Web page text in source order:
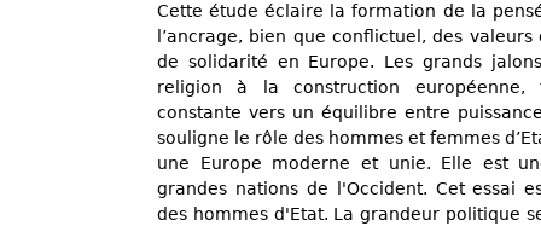
Cette étude éclaire la formation de la
l’ancrage, bien que conflictuel, des
de solidarité en Europe. Les grands
religion à la construction européenne,
constante vers un équilibre entre
souligne le rôle des hommes et femmes
une Europe moderne et unie. Elle est
grandes nations de l'Occident. Cet essai
des hommes d'Etat. La grandeur politique